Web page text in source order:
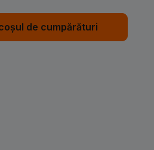
dorită sau
de cumpărături